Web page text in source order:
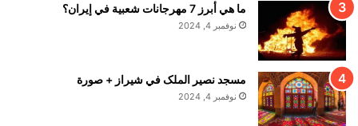
ما هي أبرز 7 مهرجانات شعبية في إيران؟
نوفمبر 4, 2024
مسجد نصير الملک في شيراز + صورة
نوفمبر 4, 2024